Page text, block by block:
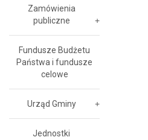
Zamówienia
publiczne
Fundusze Budżetu
Państwa i fundusze
celowe
Urząd Gminy
Jednostki